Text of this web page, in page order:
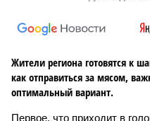
Жители региона готовятся к
как отправиться за мясом,
оптимальный вариант.
Первое, что приходит в